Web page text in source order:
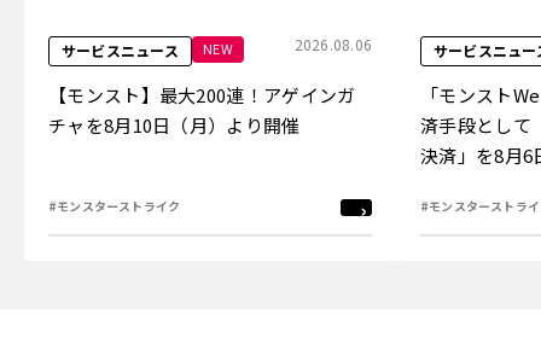
サービスニュース NEW 2026.08.06
【モンスト】最大200連！アゲインガ
チャを8月10日（月）より開催
#モンスターストライク
サービスニュー
「モンスト
済手段として
決済」を8月6
#モンスターストラ